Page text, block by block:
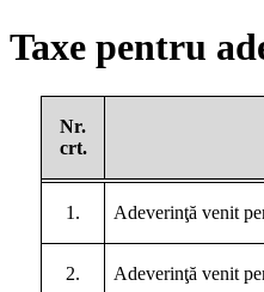
Taxe pentru
Nr.
crt.
1. Adeverinţă venit
2. Adeverinţă venit